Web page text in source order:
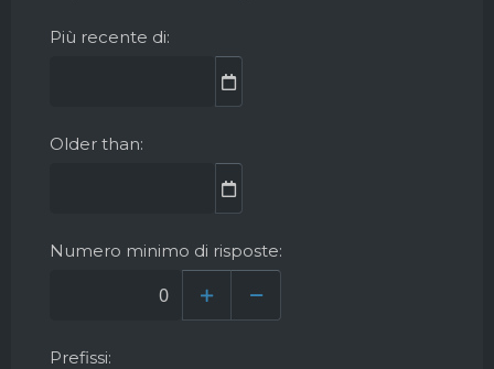
Più recente di
Older than
Numero minimo di risposte
Prefissi